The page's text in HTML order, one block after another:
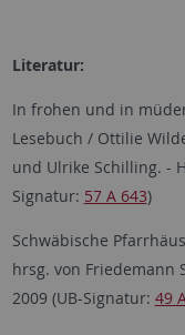
Literatur:
In frohen und in
Lesebuch / Ottilie
und Ulrike Schilling. -
Signatur: 57 A 643)
Schwäbische
hrsg. von Friedemann
2009 (UB-Signatur: 49